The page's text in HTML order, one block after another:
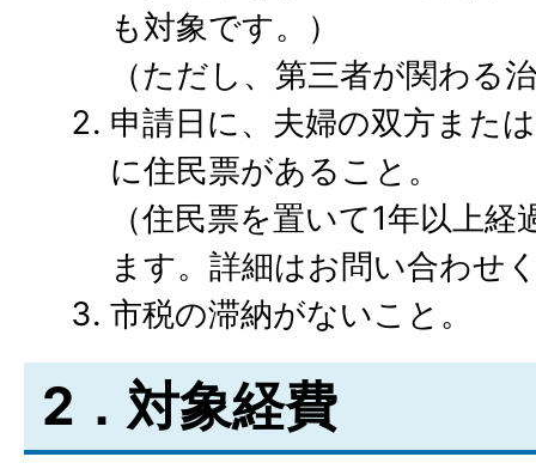
も対象です。）
（ただし、第三者が関わる
申請日に、夫婦の双方また
に住民票があること。
（住民票を置いて1年以上
ます。詳細はお問い合わせ
市税の滞納がないこと。
2．対象経費